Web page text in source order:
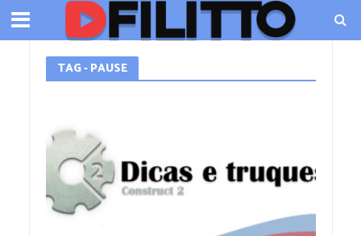
TAG - PAUSE